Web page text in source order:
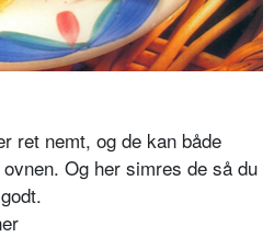
ret nemt, og de kan både
Og her simres de så du